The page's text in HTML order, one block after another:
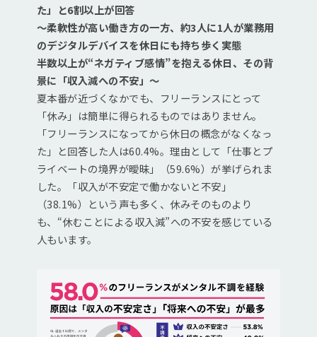
た」と6割以上が回答
～柔軟性が高い働き方の一方、約3人に1人が業務用
のデジタルデバイスを休日にも持ち歩く実態
半数以上が“ネガティブ感情”を抱える休日、その背
景に「収入減への不安」～
夏本番が近づくなかでも、フリーランスにとって
「休み」は簡単に得られるものではありません。
「フリーランスになってから休日の概念がなくなっ
た」と回答した人は60.4%。理由として「仕事とプ
ライベートの境界が曖昧」（59.6%）が挙げられま
した。「収入が不安定で働かないと不安」
（38.1%）という声も多く、休みそのものより
も、“休むことによる収入減”への不安を感じている
人もいます。